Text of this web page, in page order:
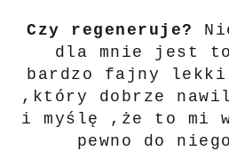
Czy regeneruje?
dla mnie jest
bardzo fajny
,który dobrze
i myślę ,że to mi
pewno do